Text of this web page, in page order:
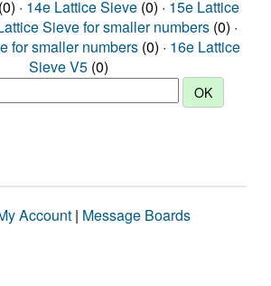
· 14e Lattice Sieve (0) · 15e Lattice
Sieve for smaller numbers (0) ·
for smaller numbers (0) · 16e Lattice
Sieve V5 (0)
Account | Message Boards